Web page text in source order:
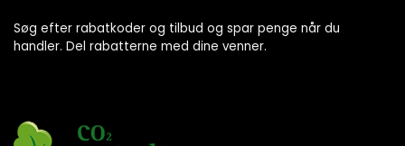
Søg efter rabatkoder og tilbud og spar penge når du
handler. Del rabatterne med dine venner.